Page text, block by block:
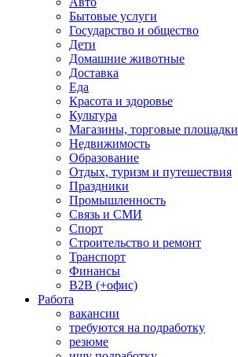
Бытовые услуги
Государство и общество
Дети
Домашние животные
Доставка
Еда
Красота и здоровье
Культура
Магазины, торговые площадки
Недвижимость
Образование
Отдых, туризм и путешествия
Праздники
Промышленность
Связь и СМИ
Спорт
Строительство и ремонт
Транспорт
Финансы
B2B (+офис)
Работа
вакансии
требуются на подработку
резюме